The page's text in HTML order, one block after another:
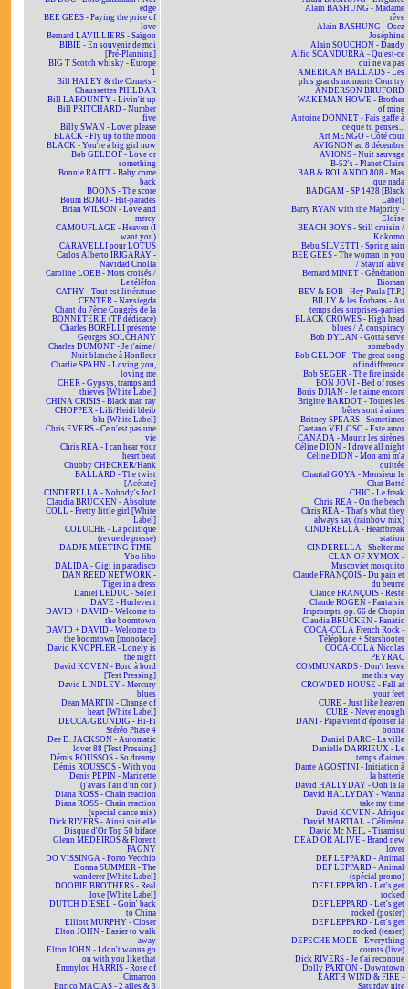
edge
BEE GEES - Paying the price of
love
Bernard LAVILLIERS - Saïgon
BIBIE - En souvenir de moi
[Pré-Planning]
BIG T Scotch whisky - Europe
1
Bill HALEY & the Comets -
Chaussettes PHILDAR
Bill LABOUNTY - Livin'it up
Bill PRITCHARD - Number
five
Billy SWAN - Lover please
BLACK - Fly up to the moon
BLACK - You're a big girl now
Bob GELDOF - Love or
something
Bonnie RAITT - Baby come
back
BOONS - The score
Boum BOMO - Hit-parades
Brian WILSON - Love and
mercy
CAMOUFLAGE - Heaven (I
want you)
CARAVELLI pour LOTUS
Carlos Alberto IRIGARAY -
Navidad Criolla
Caroline LOEB - Mots croisés /
Le téléfon
CATHY - Tout est littérature
CENTER - Navsiegda
Chant du 7ème Congrès de la
BONNETERIE (TP dédicacé)
Charles BORELLI présente
Georges SOLCHANY
Charles DUMONT - Je t'aime /
Nuit blanche à Honfleur
Charlie SPAHN - Loving you,
loving me
CHER - Gypsys, tramps and
thieves [White Label]
CHINA CRISIS - Black man ray
CHOPPER - Lili/Heidi bleib
blu [White Label]
Chris EVERS - Ce n'est pas une
vie
Chris REA - I can hear your
heart beat
Chubby CHECKER/Hank
BALLARD - The twist
[Acétate]
CINDERELLA - Nobody's fool
Claudia BRÜCKEN - Absolute
COLL - Pretty little girl [White
Label]
COLUCHE - La politique
(revue de presse)
DADJE MEETING TIME -
Ybo libo
DALIDA - Gigi in paradisco
DAN REED NETWORK -
Tiger in a dress
Daniel LEDUC - Soleil
DAVE - Hurlevent
DAVID + DAVID - Welcome to
the boomtown
DAVID + DAVID - Welcome to
the boomtown [monoface]
David KNOPFLER - Lonely is
the night
David KOVEN - Bord à bord
[Test Pressing]
David LINDLEY - Mercury
blues
Dean MARTIN - Change of
heart [White Label]
DECCA/GRUNDIG - Hi-Fi
Stéréo Phase 4
Dee D. JACKSON - Automatic
lover 88 [Test Pressing]
Démis ROUSSOS - So dreamy
Démis ROUSSOS - With you
Denis PEPIN - Marinette
(j'avais l'air d'un con)
Diana ROSS - Chain reaction
Diana ROSS - Chain reaction
(special dance mix)
Dick RIVERS - Ainsi soit-elle
Disque d'Or Top 50 biface
Glenn MEDEIROS & Florent
PAGNY
DO VISSINGA - Porto Vecchio
Donna SUMMER - The
wanderer [White Label]
DOOBIE BROTHERS - Real
love [White Label]
DUTCH DIESEL - Goin' back
to China
Elliott MURPHY - Closer
Elton JOHN - Easier to walk
away
Elton JOHN - I don't wanna go
on with you like that
Emmylou HARRIS - Rose of
Cimarron
Enrico MACIAS - 2 ailes & 3
Alain BASHUNG - Madame
rêve
Alain BASHUNG - Osez
Joséphine
Alain SOUCHON - Dandy
Alfio SCANDURRA - Qu'est-ce
qui ne va pas
AMERICAN BALLADS - Les
plus grands moments Country
ANDERSON BRUFORD
WAKEMAN HOWE - Brother
of mine
Antoine DONNET - Fais gaffe à
ce que tu penses...
Art MENGO - Côté cour
AVIGNON au 8 décembre
AVIONS - Nuit sauvage
B-52's - Planet Claire
BAB & ROLANDO 808 - Mas
que nada
BADGAM - SP 1428 [Black
Label]
Barry RYAN with the Majority -
Eloïse
BEACH BOYS - Still cruisin /
Kokomo
Bebu SILVETTI - Spring rain
BEE GEES - The woman in you
/ Stayin' alive
Bernard MINET - Génération
Bioman
BEV & BOB - Hey Paula [T.P.]
BILLY & les Forbans - Au
temps des surprises-parties
BLACK CROWES - High head
blues / A conspiracy
Bob DYLAN - Gotta serve
somebody
Bob GELDOF - The great song
of indifference
Bob SEGER - The fire inside
BON JOVI - Bed of roses
Boris DJIAN - Je t'aime encore
Brigitte BARDOT - Toutes les
bêtes sont à aimer
Britney SPEARS - Sometimes
Caetano VELOSO - Este amor
CANADA - Mourir les sirènes
Céline DION - I drove all night
Céline DION - Mon ami m'a
quittée
Chantal GOYA - Monsieur le
Chat Botté
CHIC - Le freak
Chris REA - On the beach
Chris REA - That's what they
always say (rainbow mix)
CINDERELLA - Heartbreak
station
CINDERELLA - Shelter me
CLAN OF XYMOX -
Muscoviet mosquito
Claude FRANÇOIS - Du pain et
du beurre
Claude FRANÇOIS - Reste
Claude ROGEN - Fantaisie
Impromptu op. 66 de Chopin
Claudia BRÜCKEN - Fanatic
COCA-COLA French Rock -
Téléphone + Starshooter
COCA-COLA Nicolas
PEYRAC
COMMUNARDS - Don't leave
me this way
CROWDED HOUSE - Fall at
your feet
CURE - Just like heaven
CURE - Never enough
DANI - Papa vient d'épouser la
bonne
Daniel DARC - La ville
Danielle DARRIEUX - Le
temps d'aimer
Dante AGOSTINI - Initiation à
la batterie
David HALLYDAY - Ooh la la
David HALLYDAY - Wanna
take my time
David KOVEN - Afrique
David MARTIAL - Célimène
David Mc NEIL - Tiramisu
DEAD OR ALIVE - Brand new
lover
DEF LEPPARD - Animal
DEF LEPPARD - Animal
(spécial promo)
DEF LEPPARD - Let's get
rocked
DEF LEPPARD - Let's get
rocked (poster)
DEF LEPPARD - Let's get
rocked (teaser)
DEPECHE MODE - Everything
counts (live)
Dick RIVERS - Je t'ai reconnue
Dolly PARTON - Downtown
EARTH WIND & FIRE -
Saturday nite